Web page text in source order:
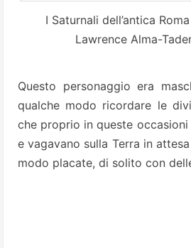
I Saturnali dell’antica
Lawrence Alma-
Questo personaggio era
qualche modo ricordare le
che proprio in queste
e vagavano sulla Terra in
modo placate, di solito con